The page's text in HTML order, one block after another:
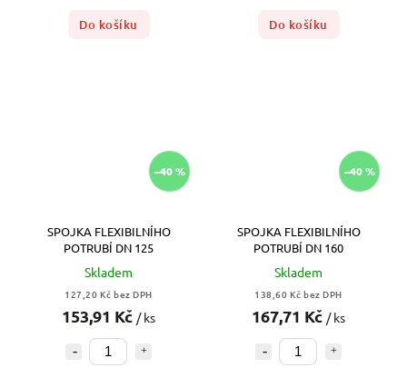
Do košíku Do košíku
–40 %
SPOJKA FLEXIBILNÍHO
POTRUBÍ DN 125
Skladem
127,20 Kč bez DPH
153,91 Kč / ks
–40 %
SPOJKA FLEXIBILNÍHO
POTRUBÍ DN 160
Skladem
138,60 Kč bez DPH
167,71 Kč / ks